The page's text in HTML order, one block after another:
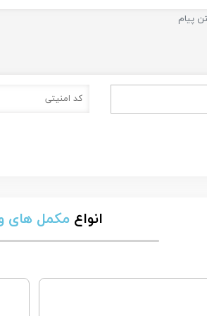
انواع مکمل های